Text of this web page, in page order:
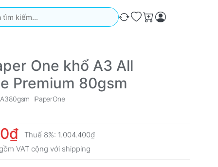
Kết quả sẽ tự động xuất hiện khi bạn nhập. Nhấn phím
So sánh
Ưa thích
Giỏ hàng
One khổ A3 All
Premium 80gsm
PaperOne
Thuế 8%: 1.004.400₫
VAT cộng với shipping